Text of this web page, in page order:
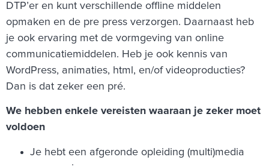
DTP’er en kunt verschillende offline middelen
opmaken en de pre press verzorgen. Daarnaast heb
je ook ervaring met de vormgeving van online
communicatiemiddelen. Heb je ook kennis van
WordPress, animaties, html, en/of videoproducties?
Dan is dat zeker een pré.
We hebben enkele vereisten waaraan je zeker moet
voldoen
Je hebt een afgeronde opleiding (multi)media